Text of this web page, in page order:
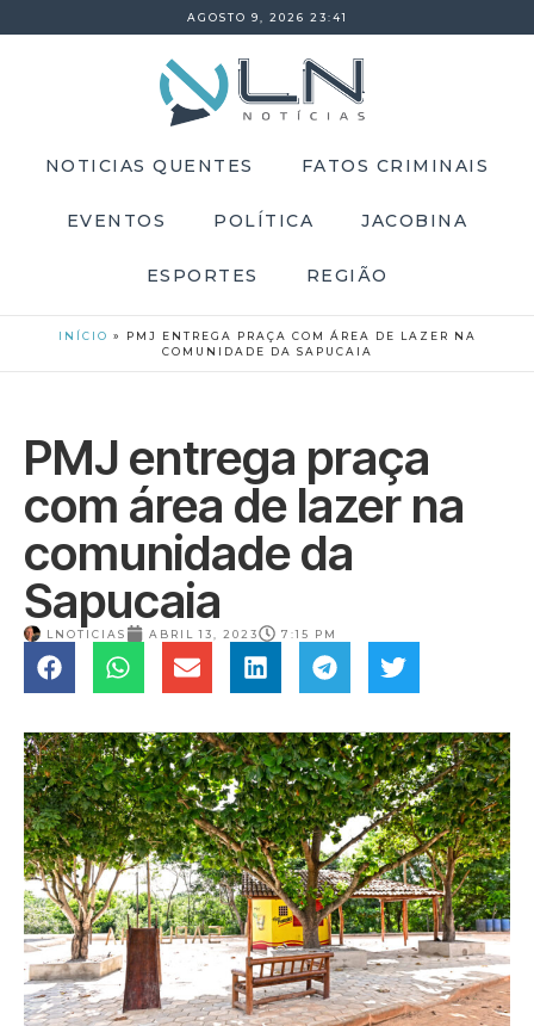
AGOSTO 9, 2026 23:41
NOTICIAS QUENTES FATOS CRIMINAIS
EVENTOS POLÍTICA JACOBINA
ESPORTES REGIÃO
INÍCIO »
PMJ ENTREGA PRAÇA COM ÁREA DE LAZER NA
COMUNIDADE DA SAPUCAIA
PMJ entrega praça
com área de lazer na
comunidade da
Sapucaia
LNOTICIAS ABRIL 13, 2023 7:15 PM